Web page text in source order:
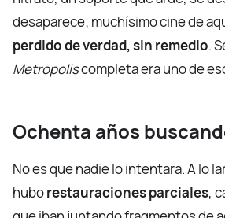
desaparece; muchísimo cine de
perdido de verdad, sin remedio.
Metropoliscompleta era uno de
Ochenta años
No es que nadie lo intentara. A lo
huborestauraciones parciales,